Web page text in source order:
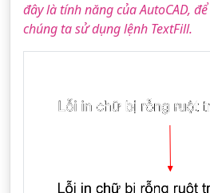
đây là tính năng của AutoCAD,
chúng ta sử dụng lệnh TextFill.